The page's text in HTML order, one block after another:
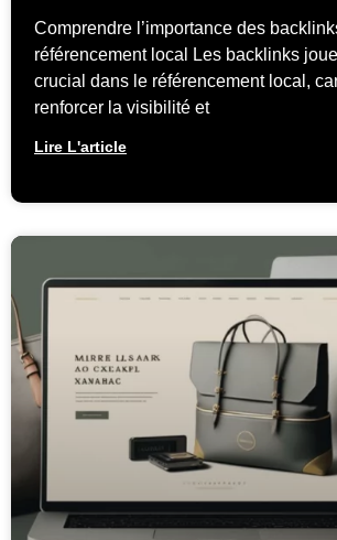
Comprendre l’importance des
référencement local Les backlinks
crucial dans le référencement local,
renforcer la visibilité et
Lire L'article